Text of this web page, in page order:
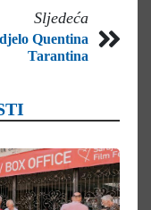
Sljedeća
Quentina
Tarantina